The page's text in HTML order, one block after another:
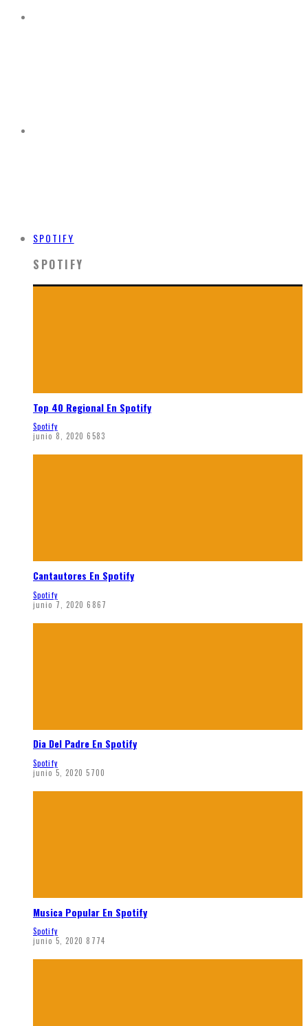
SPOTIFY
SPOTIFY
Top 40 Regional En Spotify
Spotify
junio 8, 2020 6583
Cantautores En Spotify
Spotify
junio 7, 2020 6867
Dia Del Padre En Spotify
Spotify
junio 5, 2020 5700
Musica Popular En Spotify
Spotify
junio 5, 2020 8774